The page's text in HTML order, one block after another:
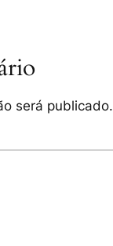
será publicado.